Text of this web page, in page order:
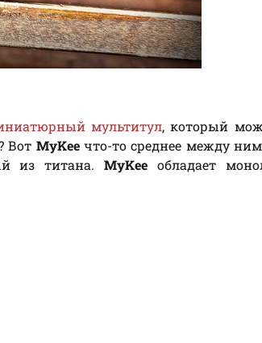
мультитул, который
Вот MyKeeчто-то среднее между
из титана.MyKee обладает